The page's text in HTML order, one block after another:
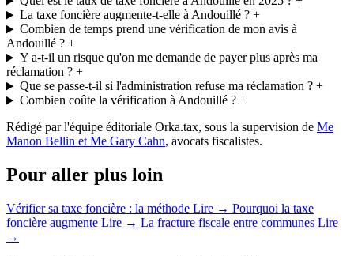
La taxe foncière augmente-t-elle à Andouillé ?+
Combien de temps prend une vérification de mon avis à
Andouillé ? +
Y a-t-il un risque qu'on me demande de payer plus après ma
réclamation ? +
Que se passe-t-il si l'administration refuse ma réclamation ?+
Combien coûte la vérification à Andouillé ?+
Rédigé par l'équipe éditoriale Orka.tax, sous la supervision de Me
Manon Bellin et Me Gary Cahn, avocats fiscalistes.
Pour aller plus loin
Vérifier sa taxe foncière : la méthode Lire → Pourquoi la taxe
foncière augmente Lire → La fracture fiscale entre communes Lire
→